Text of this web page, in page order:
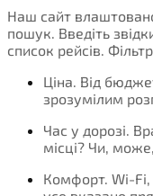
Наш сайт
пошук. Введіть
список рейсів.
Ціна. Від
зрозумілим
Час у дорозі.
місці? Чи,
Комфорт. Wi-Fi,